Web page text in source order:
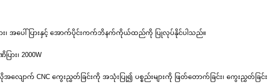
ြား၊ အပေါ်ပြားနှင့် အောက်ပိုင်းကက်ဘိနက်ကိုယ်ထည်ကို ပြုလုပ်နိုင်ပါသည်။
ား၊ 2000W
လျောက် CNC ကွေးညွှတ်ခြင်းကို အသုံးပြု၍ ပစ္စည်းများကို ဖြတ်တောက်ခြင်း၊ ကွေးညွှတ်ခြင်း